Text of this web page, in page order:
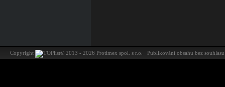
Copyright © 2013 - 2026 Protimex spol. s r.o. Publikování obsahu bez